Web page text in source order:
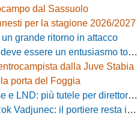
dal Sassuolo
per la stagione 2026/2027
grande ritorno in attacco
mister Ciceri traccia la strada e carica i biancorossi
dalla Juve Stabia
porta del Foggia
per direttori sportivi e collaboratori
il portiere resta in Italia, ecco dove